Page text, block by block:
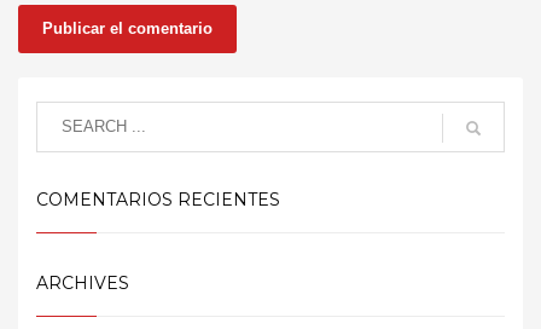
COMENTARIOS RECIENTES
ARCHIVES